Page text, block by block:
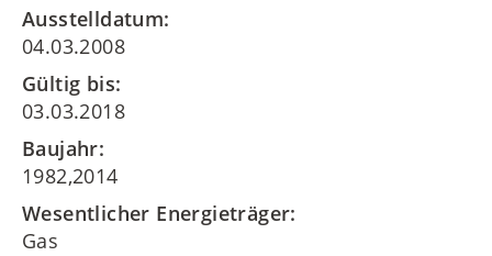
Ausstelldatum:
04.03.2008
Gültig bis:
03.03.2018
Baujahr:
1982,2014
Wesentlicher Energieträger:
Gas